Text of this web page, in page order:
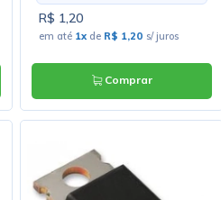
R$ 1,20
em até 1x de R$ 1,20 s/ juros
Comprar